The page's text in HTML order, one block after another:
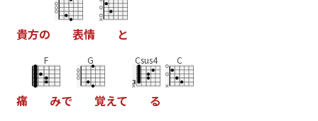
貴方の 表情 と
痛
F
みで
G
覚えて
Csus4
る
C